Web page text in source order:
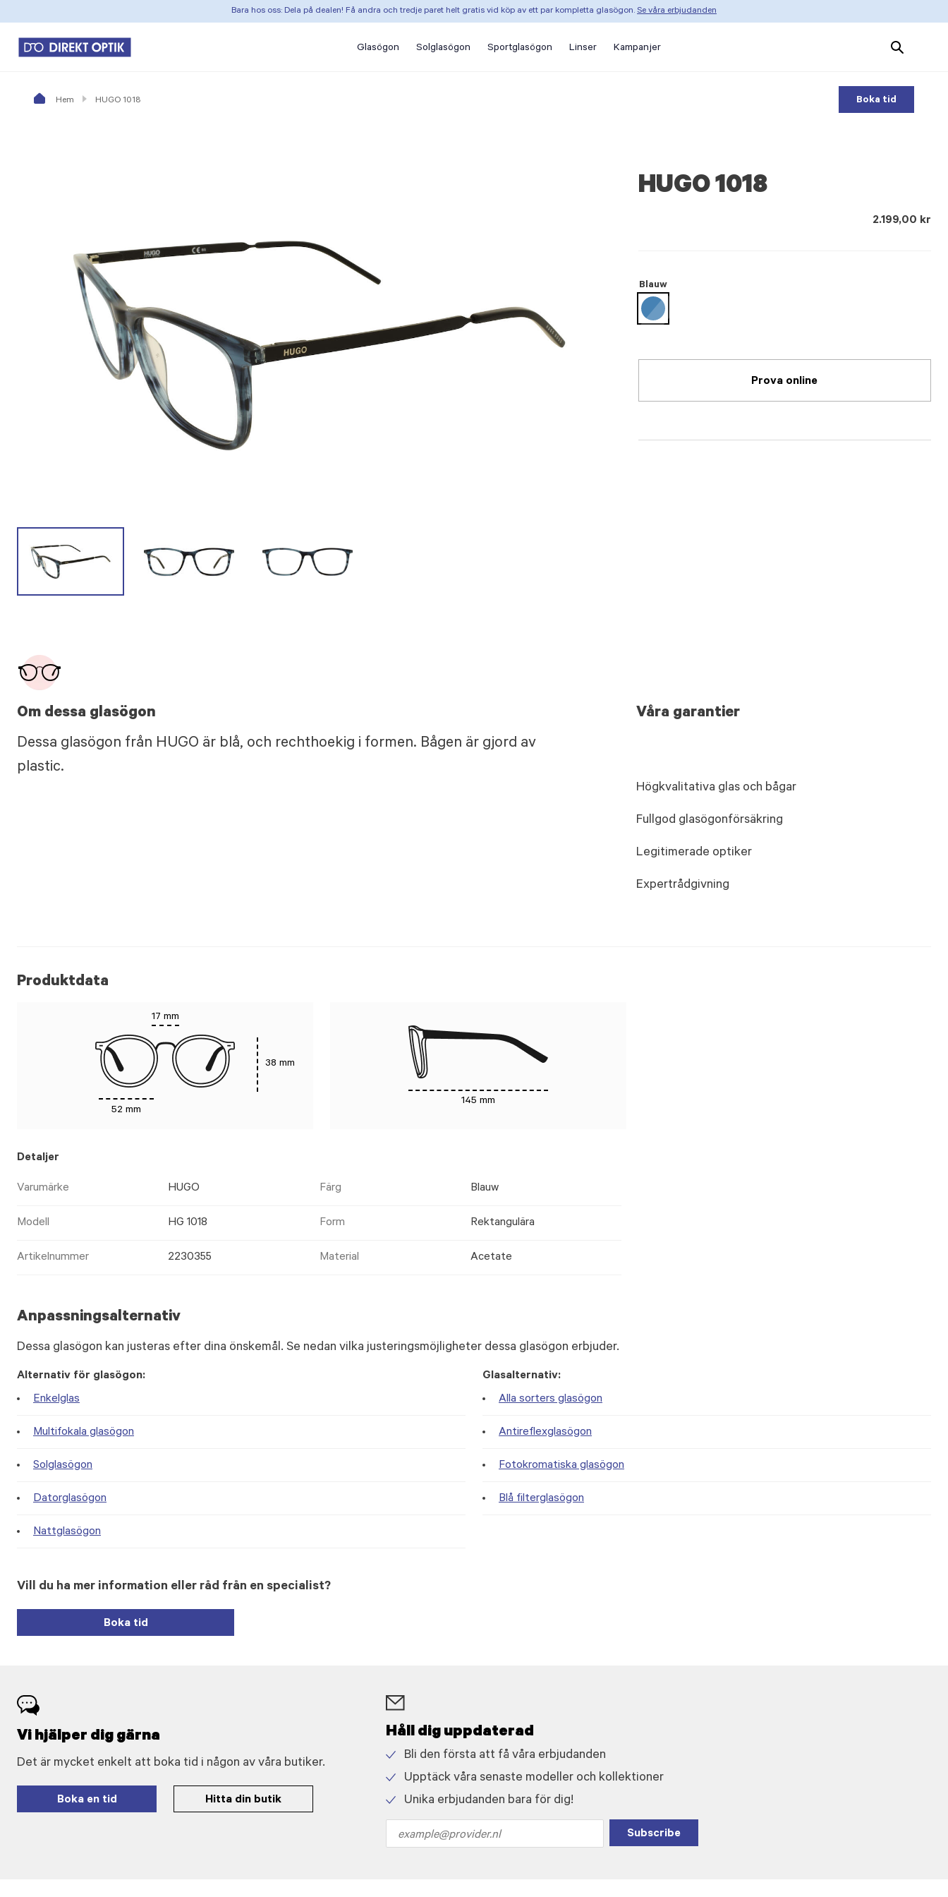
Bara hos oss: Dela på dealen! Få andra och tredje paret helt gratis vid köp av ett par kompletta glasögon. Se våra erbjudanden
Glasögon Solglasögon Sportglasögon Linser Kampanjer
Search
Products
Hem HUGO 1018 Boka tid
HUGO 1018
2.199,00 kr
Blauw
selected
Prova online
Om dessa glasögon
Dessa glasögon från HUGO är blå, och rechthoekig i formen. Bågen är gjord av
plastic.
Våra garantier
Högkvalitativa glas och bågar
Fullgod glasögonförsäkring
Legitimerade optiker
Expertrådgivning
Produktdata
17 mm
52 mm
38 mm
145 mm
Detaljer
Varumärke HUGO Färg Blauw
Modell HG 1018 Form Rektangulära
Artikelnummer 2230355 Material Acetate
Anpassningsalternativ
Dessa glasögon kan justeras efter dina önskemål. Se nedan vilka justeringsmöjligheter dessa glasögon erbjuder.
Alternativ för glasögon:
Enkelglas
Multifokala glasögon
Solglasögon
Datorglasögon
Nattglasögon
Glasalternativ:
Alla sorters glasögon
Antireflexglasögon
Fotokromatiska glasögon
Blå filterglasögon
Vill du ha mer information eller råd från en specialist?
Boka tid
Vi hjälper dig gärna
Det är mycket enkelt att boka tid i någon av våra butiker.
Boka en tid Hitta din butik
Håll dig uppdaterad
icon
Bli den första att få våra erbjudanden
icon
Upptäck våra senaste modeller och kollektioner
Unika erbjudanden bara för dig!
address
Subscribe